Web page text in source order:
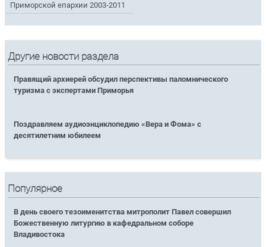
Приморской епархии 2003-2011
Другие новости раздела
Правящий архиерей обсудил перспективы паломнического
туризма с экспертами Приморья
Поздравляем аудиоэнциклопедию «Вера и Фома» с
десятилетним юбилеем
Популярное
В день своего тезоименитства митрополит Павел совершил
Божественную литургию в кафедральном соборе
Владивостока